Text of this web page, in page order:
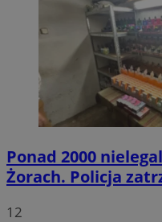
Ponad 2000
Żorach. Policja
12